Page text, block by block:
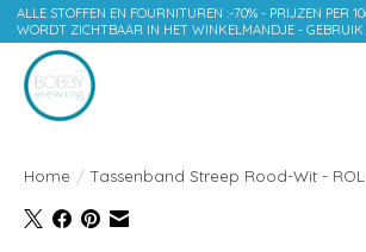
ALLE STOFFEN EN FOURNITUREN :-70% - PRIJZEN PER
WORDT ZICHTBAAR IN HET WINKELMANDJE - GEBRUIK
Home / Tassenband Streep Rood-Wit -